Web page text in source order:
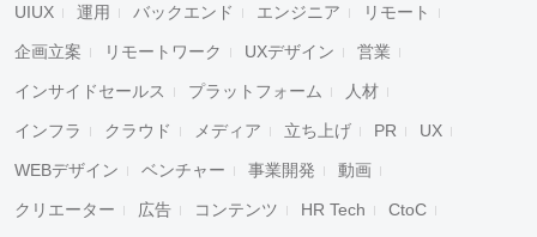
UIUX 運用 バックエンド エンジニア リモート
企画立案 リモートワーク UXデザイン 営業
インサイドセールス プラットフォーム 人材
インフラ クラウド メディア 立ち上げ PR UX
WEBデザイン ベンチャー 事業開発 動画
クリエーター 広告 コンテンツ HR Tech CtoC